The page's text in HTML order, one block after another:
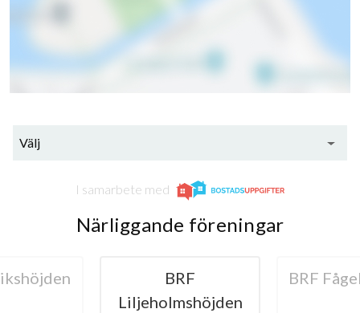
Välj
I samarbete med
Närliggande föreningar
BRF
Liljeholmshöjden
BRF